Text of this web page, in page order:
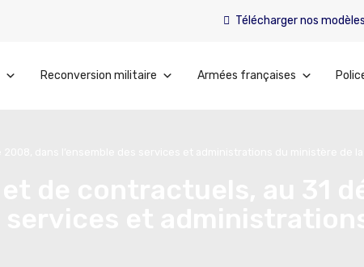
Télécharger nos modèles
Reconversion militaire Armées françaises